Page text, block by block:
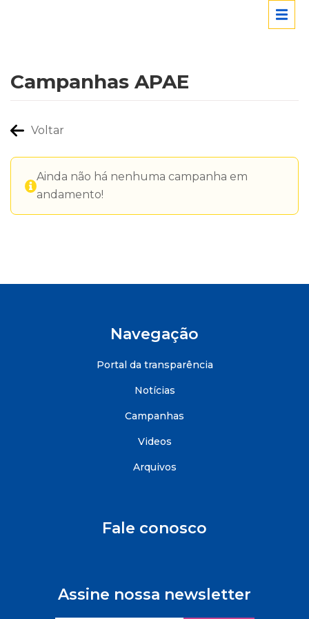
Campanhas APAE
Voltar
Ainda não há nenhuma campanha em
andamento!
Navegação
Portal da transparência
Notícias
Campanhas
Videos
Arquivos
Fale conosco
Assine nossa newsletter